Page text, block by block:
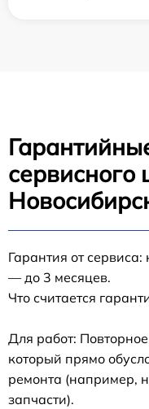
сервисного
Гарантия от
— до 3 месяцев.
Что считается
Для работ:
который прямо
ремонта (например,
запчасти).